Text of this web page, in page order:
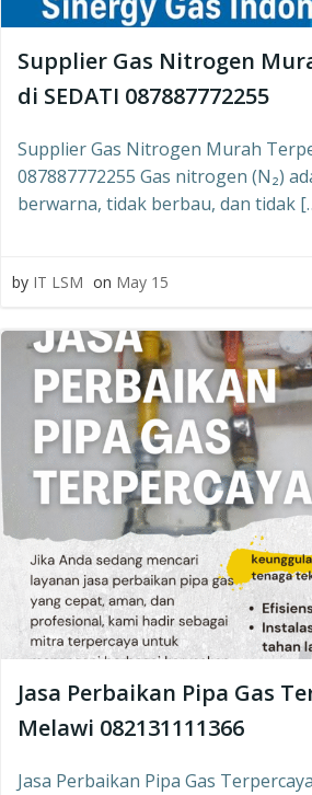
Supplier Gas Nitrogen
di SEDATI 087887772255
Supplier Gas Nitrogen Murah
087887772255 Gas nitrogen (N₂)
berwarna, tidak berbau, dan tidak
by IT LSM on May 15
Jasa Perbaikan Pipa Gas
Melawi 082131111366
Jasa Perbaikan Pipa Gas